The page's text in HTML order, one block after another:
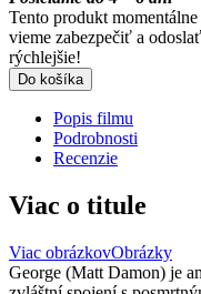
Tento produkt
vieme zabezpečiť a
rýchlejšie!
Do košíka
Popis filmu
Podrobnosti
Recenzie
Viac o titule
Viac obrázkovObrázky
George (Matt Damon) je